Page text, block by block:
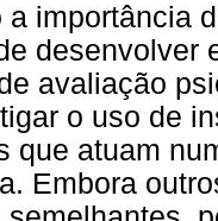
a importância
desenvolver
avaliação
o uso de
que atuam
Embora